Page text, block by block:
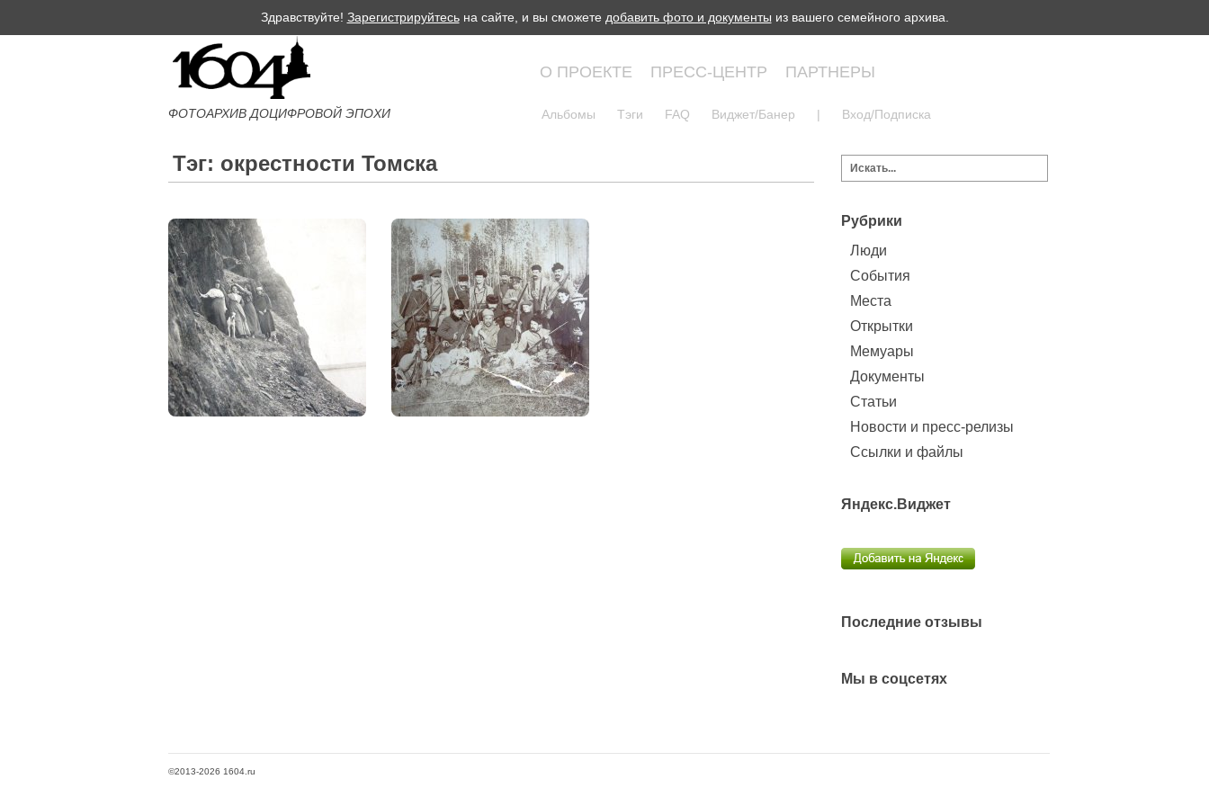
Здравствуйте! Зарегистрируйтесьна сайте, и вы сможете добавить фото и документы из вашего семейного архива.
ФОТОАРХИВ ДОЦИФРОВОЙ ЭПОХИ
О ПРОЕКТЕ ПРЕСС-ЦЕНТР ПАРТНЕРЫ
Альбомы Тэги FAQ Виджет/Банер | Вход/Подписка
Тэг: окрестности Томска
Рубрики
Люди
События
Места
Открытки
Мемуары
Документы
Статьи
Новости и пресс-релизы
Ссылки и файлы
Яндекс.Виджет
Последние отзывы
Мы в соцсетях
©2013-2026 1604.ru